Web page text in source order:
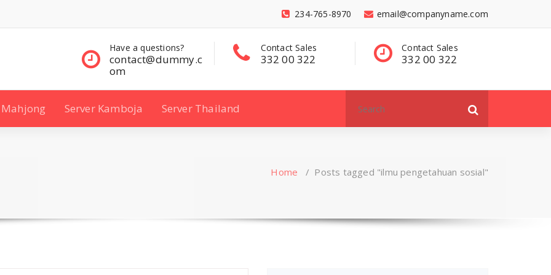
email@companyname.com
234-765-8970
Contact Sales
332 00 322
Contact Sales
332 00 322
Have a questions?
contact@dummy
Mahjong Server Kamboja Server Thailand
for:
Home / Posts tagged "ilmu pengetahuan sosial"